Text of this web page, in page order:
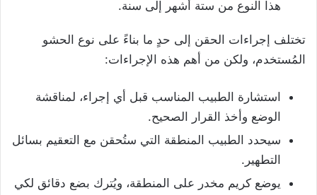
هذا النوع من ستة أشهر إلى سنة.
تختلف إجراءات الحقن إلى حدٍ ما بناءً على نوع الحشو
المُستخدم، ولكن من أهم هذه الإجراءات:
استشارة الطبيب المناسب قبل أي إجراء، لمناقشة
الوضع وأخذ القرار الصحيح.
سيحدد الطبيب المنطقة التي ستُحقن مع التعقيم بسائل
التطهير.
يوضع كريم مخدر على المنطقة، ويُترك بضع دقائق لكي